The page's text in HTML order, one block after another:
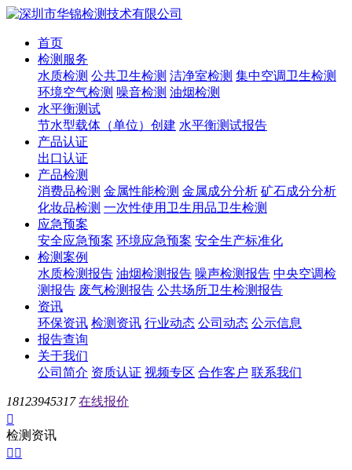
首页
检测服务
水质检测 公共卫生检测 洁净室检测 集中空调卫生检测
环境空气检测 噪音检测 油烟检测
水平衡测试
节水型载体（单位）创建 水平衡测试报告
产品认证
出口认证
产品检测
消费品检测 金属性能检测 金属成分分析 矿石成分分析
化妆品检测 一次性使用卫生用品卫生检测
应急预案
安全应急预案 环境应急预案 安全生产标准化
检测案例
水质检测报告 油烟检测报告 噪声检测报告 中央空调检
测报告 废气检测报告 公共场所卫生检测报告
资讯
环保资讯 检测资讯 行业动态 公司动态 公示信息
报告查询
关于我们
公司简介 资质认证 视频专区 合作客户 联系我们
18123945317 在线报价

检测资讯
 